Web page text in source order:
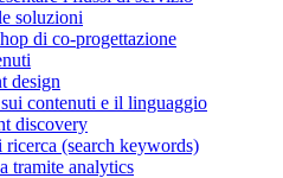
soluzioni
di co-progettazione
design
contenuti e il linguaggio
discovery
(search keywords)
tramite analytics